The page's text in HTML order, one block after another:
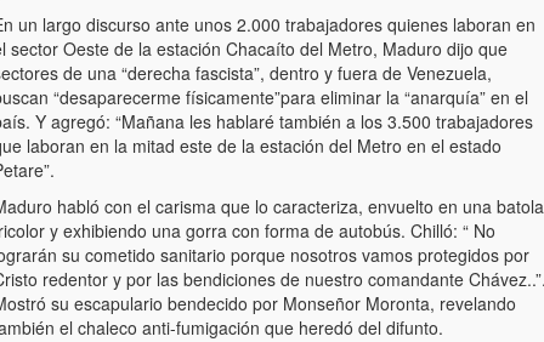
un largo discurso ante unos 2.000 trabajadores quienes laboran en
sector Oeste de la estación Chacaíto del Metro, Maduro dijo que
de una “derecha fascista”, dentro y fuera de Venezuela,
“desaparecerme físicamente”para eliminar la “anarquía” en el
Y agregó: “Mañana les hablaré también a los 3.500 trabajadores
laboran en la mitad este de la estación del Metro en el estado
habló con el carisma que lo caracteriza, envuelto en una batola
y exhibiendo una gorra con forma de autobús. Chilló: “ No
su cometido sanitario porque nosotros vamos protegidos por
redentor y por las bendiciones de nuestro comandante
su escapulario bendecido por Monseñor Moronta, revelando
el chaleco anti-fumigación que heredó del difunto.